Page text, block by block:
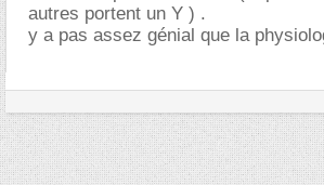
autres portent un Y ) .
y a pas assez génial que la